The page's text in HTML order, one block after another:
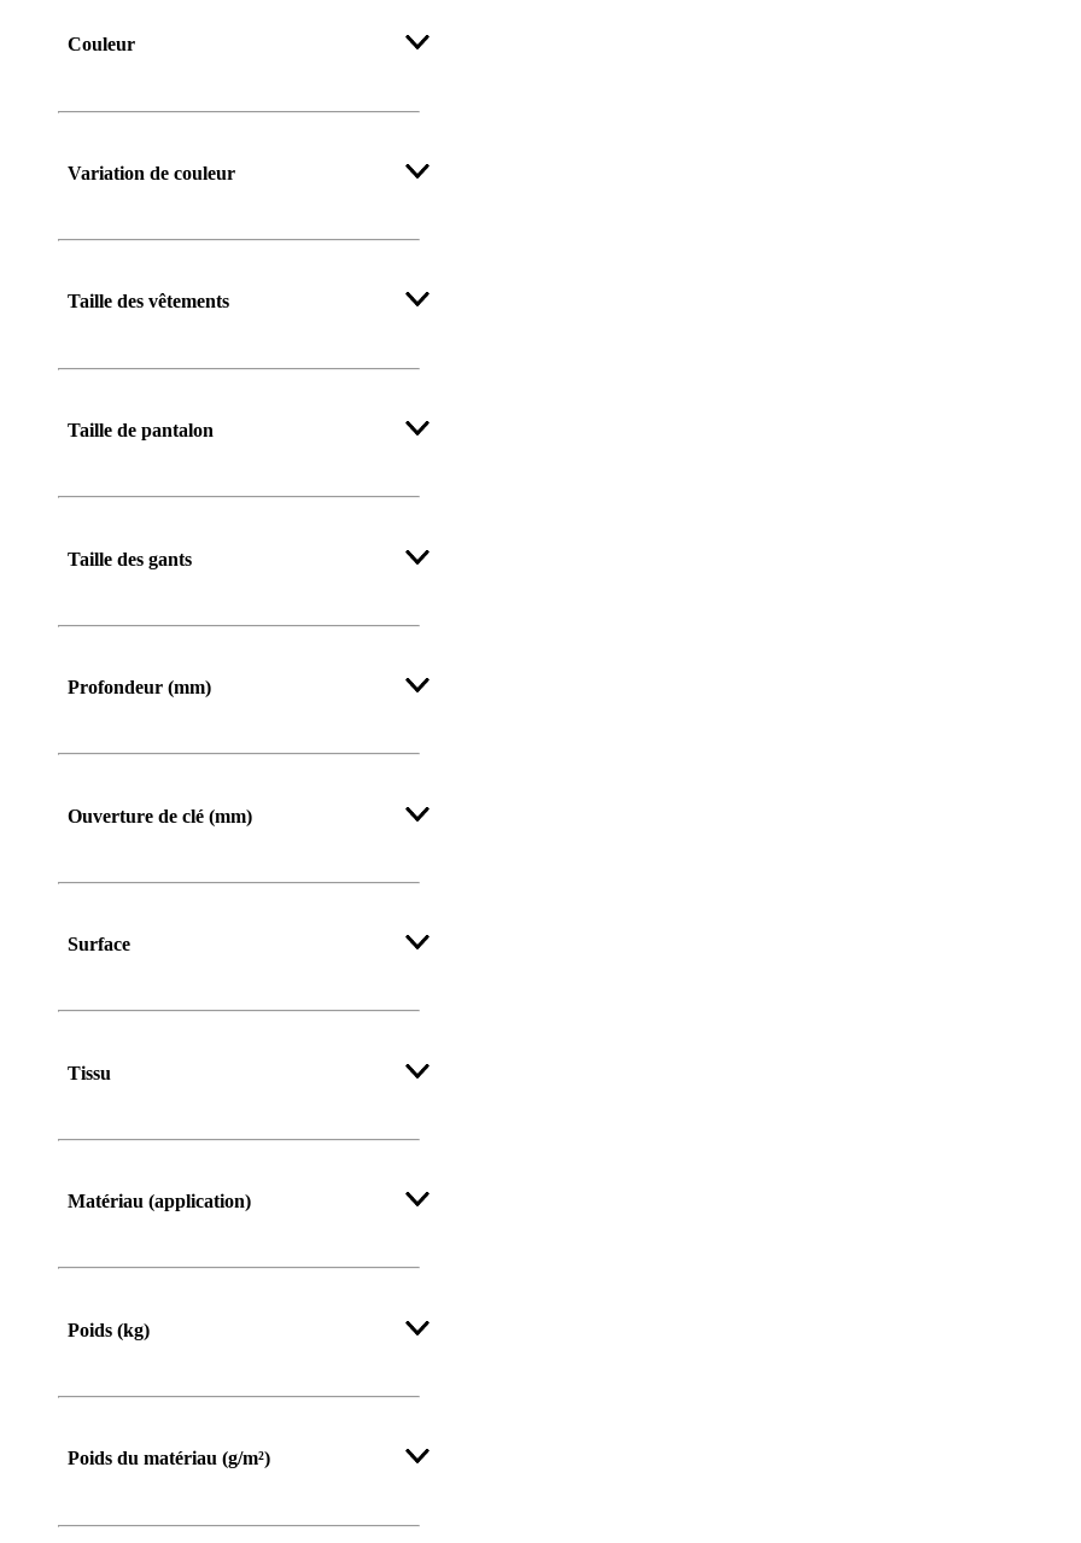
Couleur
Variation de couleur
Taille des vêtements
Taille de pantalon
Taille des gants
Profondeur (mm)
Ouverture de clé (mm)
Surface
Tissu
Matériau (application)
Poids (kg)
Poids du matériau (g/m²)